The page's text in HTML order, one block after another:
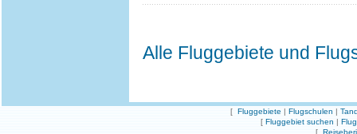
Alle Fluggebiete und
[ Fluggebiete | Flugschulen |
[ Fluggebiet suchen |
[